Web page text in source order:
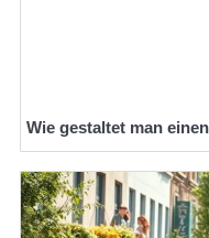
Wie gestaltet man